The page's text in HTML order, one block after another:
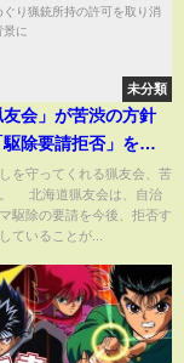
未分類
友会」が苦渋の方針
除要請拒否」を検
どこへ頼んだら良い
民から不安の声も…
の発砲めぐり猟銃所
を守ってくれる猟友会、苦
北海道猟友会は、自治
駆除の要請を今後、拒否す
ていることが...